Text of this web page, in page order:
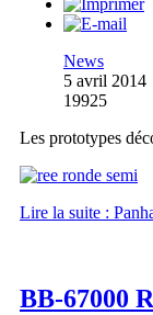
News
5 avril 2014
19925
Les prototypes
Lire la suite :
BB-67000